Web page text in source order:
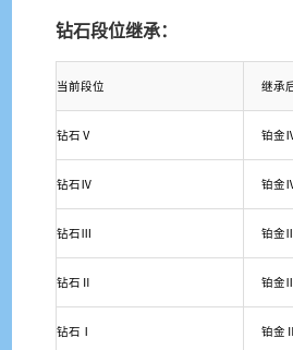
钻石段位继承：
当前段位 继承
钻石Ⅴ 铂金
钻石Ⅳ 铂金
钻石Ⅲ 铂金
钻石Ⅱ 铂金
钻石Ⅰ 铂金Ⅱ